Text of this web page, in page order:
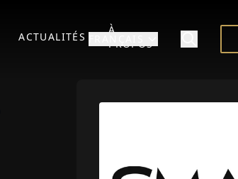
ACTUALITÉS
À
PROPOS